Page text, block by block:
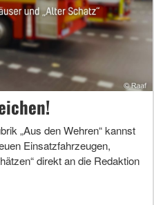
„Aus den Wehren“ kannst
Einsatzfahrzeugen,
direkt an die Redaktion